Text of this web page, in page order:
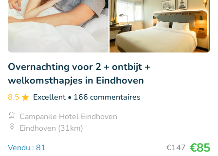
Overnachting voor 2 + ontbijt +
welkomsthapjes in Eindhoven
8.5 Excellent • 166 commentaires
Campanile Hotel Eindhoven
Eindhoven (31km)
Vendu : 81
€147 €85